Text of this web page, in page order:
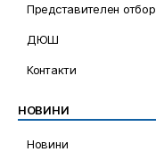
Представителен отбор
ДЮШ
Контакти
НОВИНИ
Новини